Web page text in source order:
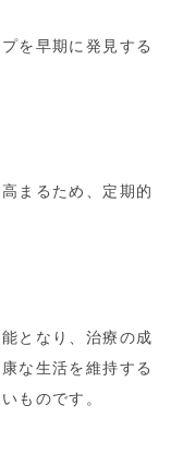
を早期に発見する
まるため、定期的
となり、治療の成
な生活を維持する
ものです。